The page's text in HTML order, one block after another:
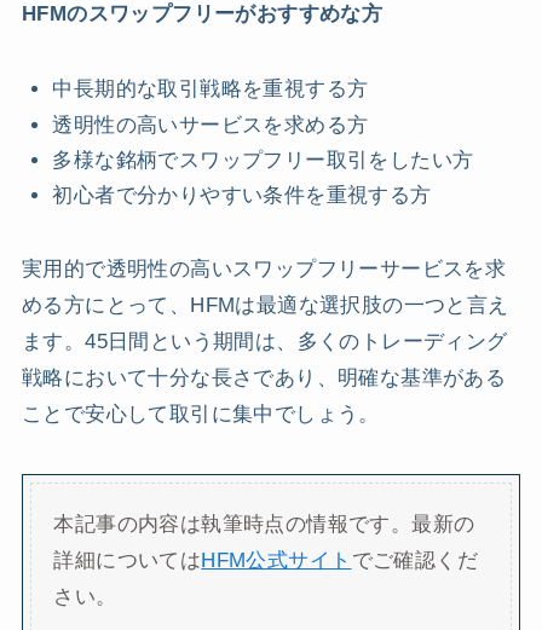
HFMのスワップフリーがおすすめな方
中長期的な取引戦略を重視する方
透明性の高いサービスを求める方
多様な銘柄でスワップフリー取引をしたい方
初心者で分かりやすい条件を重視する方
実用的で透明性の高いスワップフリーサービスを求
める方にとって、HFMは最適な選択肢の一つと言え
ます。45日間という期間は、多くのトレーディング
戦略において十分な長さであり、明確な基準がある
ことで安心して取引に集中でしょう。
本記事の内容は執筆時点の情報です。最新の
詳細についてはHFM公式サイト でご確認くだ
さい。